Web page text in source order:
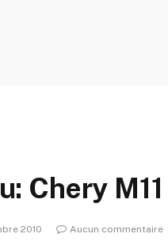
Chery
2010 Aucun commentaire